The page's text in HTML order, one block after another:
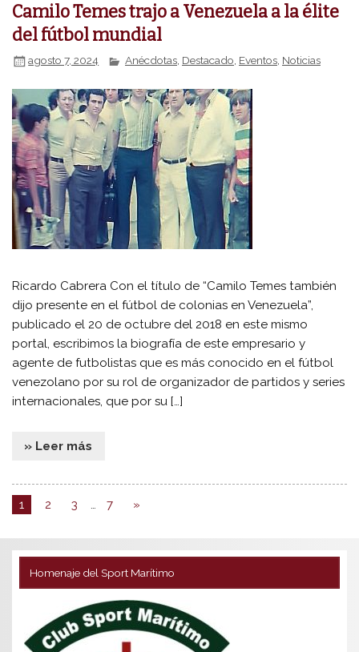
Camilo Temes trajo a Venezuela a la élite
del fútbol mundial
agosto 7, 2024 Anécdotas, Destacado, Eventos, Noticias
Ricardo Cabrera Con el título de “Camilo Temes también
dijo presente en el fútbol de colonias en Venezuela”,
publicado el 20 de octubre del 2018 en este mismo
portal, escribimos la biografía de este empresario y
agente de futbolistas que es más conocido en el fútbol
venezolano por su rol de organizador de partidos y series
internacionales, que por su […]
» Leer más
1 2 3 … 7 »
Homenaje del Sport Marítimo